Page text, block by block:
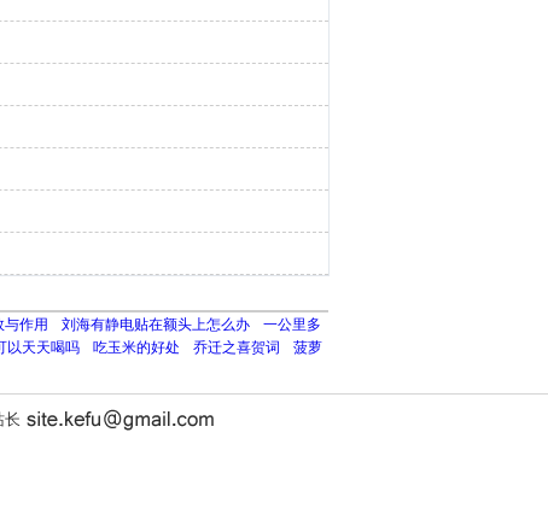
作用 刘海有静电贴在额头上怎么办
一公里多
以天天喝吗 吃玉米的好处 乔迁之喜贺词
菠萝
长